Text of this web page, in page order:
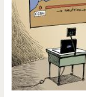
Election
Hopp Deutschland
L'Amérique et les
La Chine et nous